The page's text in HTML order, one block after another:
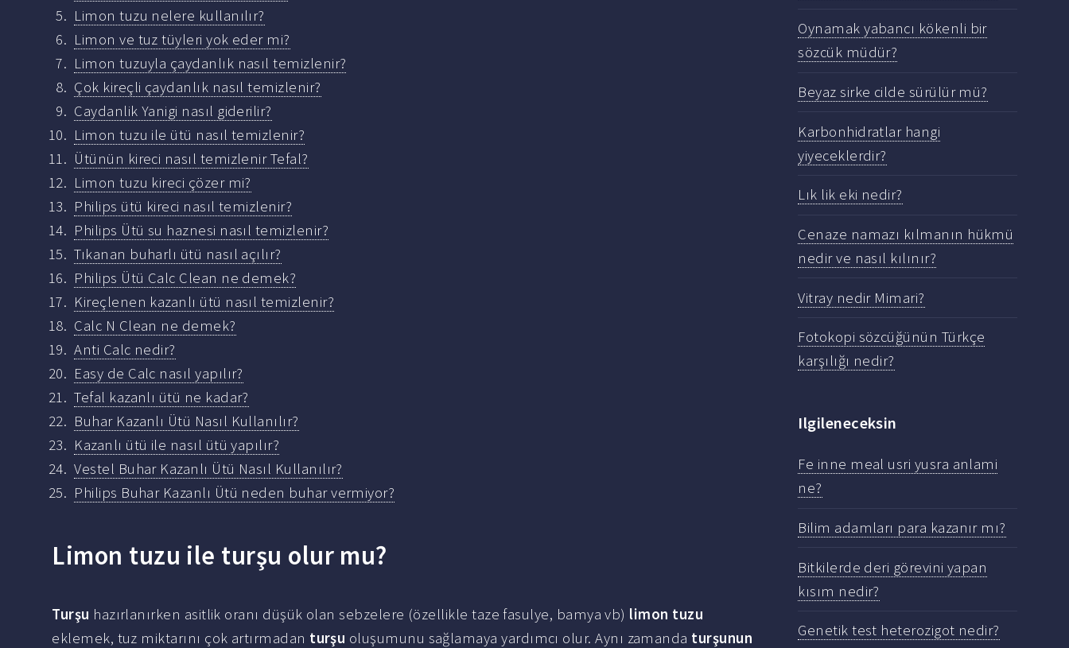
Limon tuzu nelere kullanılır?
Limon ve tuz tüyleri yok eder mi?
Limon tuzuyla çaydanlık nasıl temizlenir?
Çok kireçli çaydanlık nasıl temizlenir?
Caydanlik Yanigi nasıl giderilir?
Limon tuzu ile ütü nasıl temizlenir?
Ütünün kireci nasıl temizlenir Tefal?
Limon tuzu kireci çözer mi?
Philips ütü kireci nasıl temizlenir?
Philips Ütü su haznesi nasıl temizlenir?
Tıkanan buharlı ütü nasıl açılır?
Philips Ütü Calc Clean ne demek?
Kireçlenen kazanlı ütü nasıl temizlenir?
Calc N Clean ne demek?
Anti Calc nedir?
Easy de Calc nasıl yapılır?
Tefal kazanlı ütü ne kadar?
Buhar Kazanlı Ütü Nasıl Kullanılır?
Kazanlı ütü ile nasıl ütü yapılır?
Vestel Buhar Kazanlı Ütü Nasıl Kullanılır?
Philips Buhar Kazanlı Ütü neden buhar vermiyor?
Limon tuzu ile turşu olur mu?
Turşu hazırlanırken asitlik oranı düşük olan sebzelere (özellikle taze fasulye, bamya vb) limon tuzu
eklemek, tuz miktarını çok artırmadan turşu oluşumunu sağlamaya yardımcı olur. Aynı zamanda turşunun
Oynamak yabancı kökenli bir
sözcük müdür?
Beyaz sirke cilde sürülür mü?
Karbonhidratlar hangi
yiyeceklerdir?
Lık lik eki nedir?
Cenaze namazı kılmanın hükmü
nedir ve nasıl kılınır?
Vitray nedir Mimari?
Fotokopi sözcüğünün Türkçe
karşılığı nedir?
Ilgileneceksin
Fe inne meal usri yusra anlami
ne?
Bilim adamları para kazanır mı?
Bitkilerde deri görevini yapan
kısım nedir?
Genetik test heterozigot nedir?